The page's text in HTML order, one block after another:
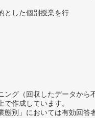
とした個別授業を行
グ（回収したデータから
作成しています。
別」においては有効回